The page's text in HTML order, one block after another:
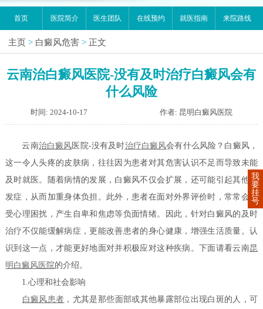
首页 医院简介 医生团队 在线预约 就医指南 来院路线
主页 > 白癜风危害 > 正文
云南治白癜风医院-没有及时治疗白癜风会有
什么风险
时间: 2024-10-17 作者: 昆明白癜风医院
云南治白癜风 医院-没有及时治疗白癜风会有什么风险？白癜风，
这一令人头疼的皮肤病，往往因为患者对其危害认识不足而导致未能
及时就医。随着病情的发展，白癜风不仅会扩展，还可能引起其他并
发症，从而加重身体负担。此外，患者在面对外界评价时，常常会饱
受心理困扰，产生自卑和焦虑等负面情绪。因此，针对白癜风的及时
治疗不仅能缓解病症，更能改善患者的身心健康，增强生活质量。认
识到这一点，才能更好地面对并积极应对这种疾病。下面请看云南昆
明白癜风医院的介绍。
1.心理和社会影响
白癜风患者 ，尤其是那些面部或其他暴露部位出现白斑的人，可
我
要
挂
号